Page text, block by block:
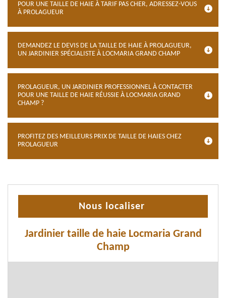
POUR UNE TAILLE DE HAIE À TARIF PAS CHER, ADRESSEZ-VOUS
À PROLAGUEUR
DEMANDEZ LE DEVIS DE LA TAILLE DE HAIE À PROLAGUEUR,
UN JARDINIER SPÉCIALISTE À LOCMARIA GRAND CHAMP
PROLAGUEUR, UN JARDINIER PROFESSIONNEL À CONTACTER
POUR UNE TAILLE DE HAIE RÉUSSIE À LOCMARIA GRAND
CHAMP ?
PROFITEZ DES MEILLEURS PRIX DE TAILLE DE HAIES CHEZ
PROLAGUEUR
Nous localiser
Jardinier taille de haie Locmaria Grand
Champ